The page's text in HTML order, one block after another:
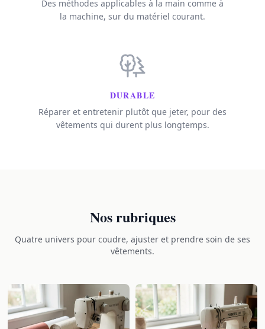
Des méthodes applicables à la main comme à
la machine, sur du matériel courant.
DURABLE
Réparer et entretenir plutôt que jeter, pour des
vêtements qui durent plus longtemps.
Nos rubriques
Quatre univers pour coudre, ajuster et prendre soin de ses
vêtements.